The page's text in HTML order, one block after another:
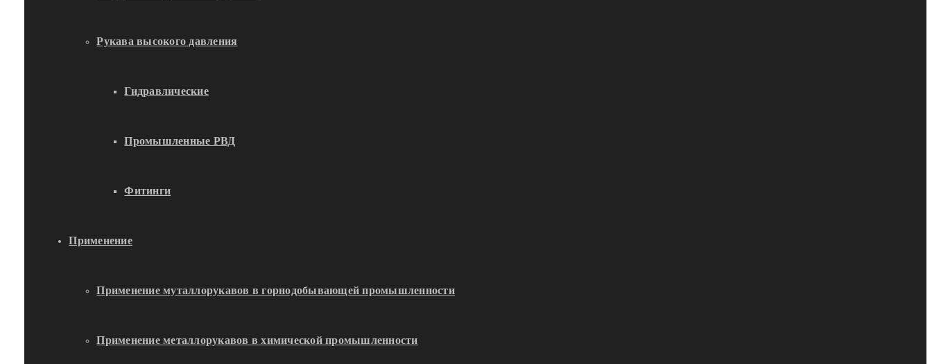
Рукава высокого давления
Гидравлические
Промышленные РВД
Фитинги
Применение
Применение муталлорукавов в горнодобывающей промышленности
Применение металлорукавов в химической промышленности